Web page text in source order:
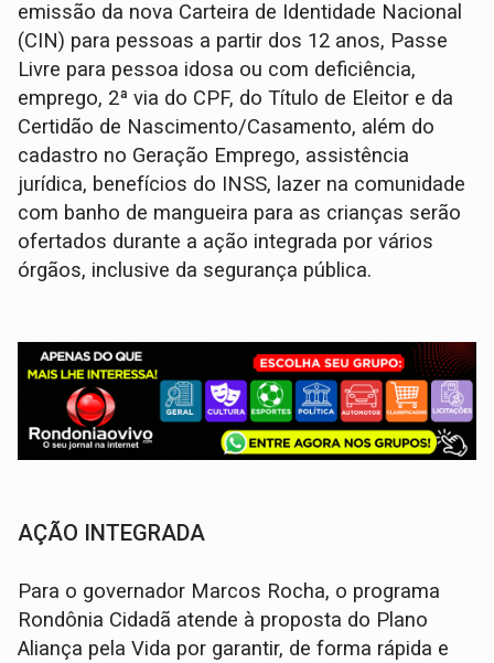
emissão da nova Carteira de Identidade Nacional
(CIN) para pessoas a partir dos 12 anos, Passe
Livre para pessoa idosa ou com deficiência,
emprego, 2ª via do CPF, do Título de Eleitor e da
Certidão de Nascimento/Casamento, além do
cadastro no Geração Emprego, assistência
jurídica, benefícios do INSS, lazer na comunidade
com banho de mangueira para as crianças serão
ofertados durante a ação integrada por vários
órgãos, inclusive da segurança pública.
AÇÃO INTEGRADA
Para o governador Marcos Rocha, o programa
Rondônia Cidadã atende à proposta do Plano
Aliança pela Vida por garantir, de forma rápida e